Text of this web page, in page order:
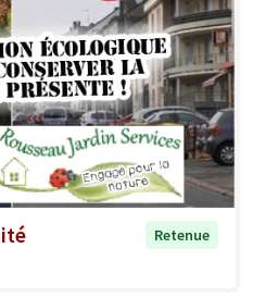
Retenue